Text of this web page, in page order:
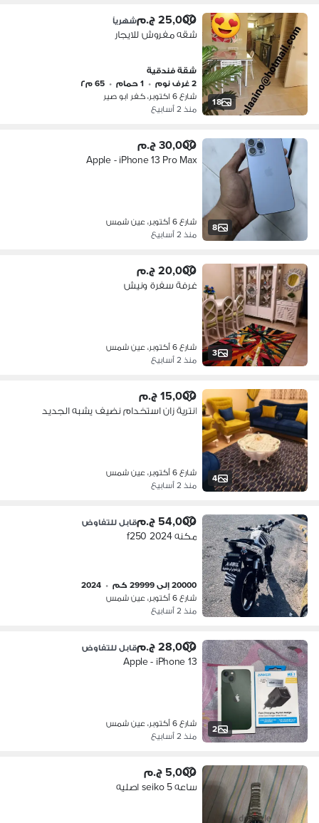
18
25,000 ج.م شهرياً
شقه مفروش للايجار
شقة فندقية
2 غرف نوم
• 1 حمام • 65 م٢
شارع 6 اكتوبر، كفر ابو صير
منذ 2 أسابيع
8
30,000 ج.م
Apple - iPhone 13 Pro Max
شارع 6 أكتوبر، عين شمس
منذ 2 أسابيع
3
20,000 ج.م
غرفة سفرة ونيش
شارع 6 أكتوبر، عين شمس
منذ 2 أسابيع
4
15,000 ج.م
انترية زان استخدام نضيف يشبه الجديد
شارع 6 أكتوبر، عين شمس
منذ 2 أسابيع
54,000 ج.م قابل للتفاوض
مكنه f250 2024
20000 إلى 29999 كم •
2024
شارع 6 أكتوبر، عين شمس
منذ 2 أسابيع
2
28,000 ج.م قابل للتفاوض
Apple - iPhone 13
شارع 6 أكتوبر، عين شمس
منذ 2 أسابيع
5,000 ج.م
ساعه seiko 5 اصليه